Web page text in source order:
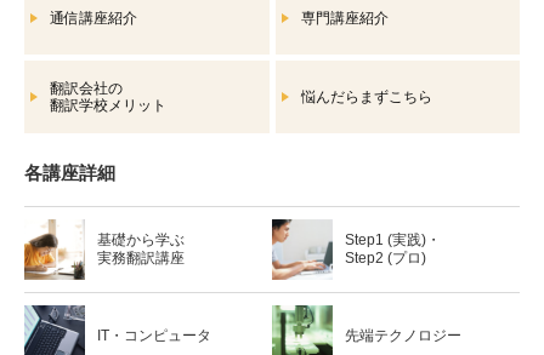
通信講座紹介 専門講座紹介
翻訳会社の
翻訳学校メリット
悩んだらまずこちら
各講座詳細
基礎から学ぶ
実務翻訳講座
Step1 (実践)・
Step2 (プロ)
IT・コンピュータ 先端テクノロジー